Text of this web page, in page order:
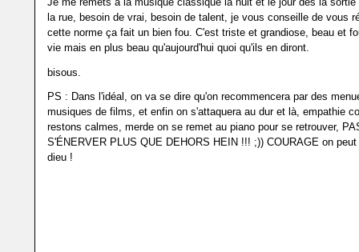
la rue, besoin de vrai, besoin de talent, je vous conseille de vous
cette norme ça fait un bien fou. C'est triste et grandiose, beau et
vie mais en plus beau qu'aujourd'hui quoi qu'ils en diront.
bisous.
PS : Dans l'idéal, on va se dire qu'on recommencera par des
musiques de films, et enfin on s'attaquera au dur et là, empathie
restons calmes, merde on se remet au piano pour se retrouver,
S'ÉNERVER PLUS QUE DEHORS HEIN !!! ;)) COURAGE on
dieu !